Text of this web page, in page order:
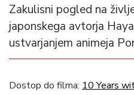
Zakulisni pogled na
japonskega avtorja
ustvarjanjem animeja
Dostop do filma: 10 Years